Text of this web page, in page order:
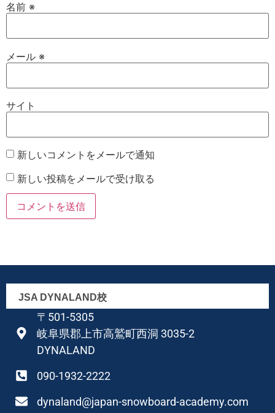
名前 ※
メール ※
サイト
新しいコメントをメールで通知
新しい投稿をメールで受け取る
JSA DYNALAND校
〒501-5305
岐阜県郡上市高鷲町西洞 3035-2
DYNALAND
090-1932-2222
dynaland@japan-snowboard-academy.com